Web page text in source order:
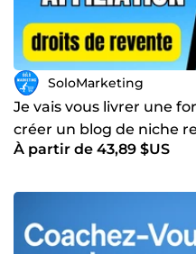
SoloMarketing
Je vais vous livrer une
créer un blog de niche
Revente
À partir de 43,89 $US